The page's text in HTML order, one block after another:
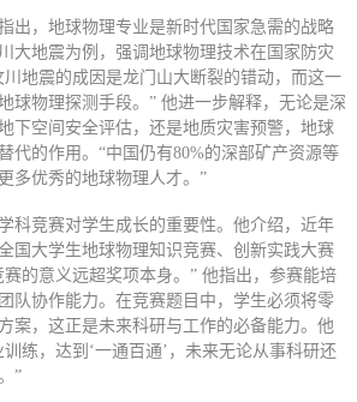
出，地球物理专业是新时代国家急需的战略
大地震为例，强调地球物理技术在国家防灾
川地震的成因是龙门山大断裂的错动，而这一
球物理探测手段。” 他进一步解释，无论是深
下空间安全评估，还是地质灾害预警，地球
代的作用。“中国仍有80%的深部矿产资源等
多优秀的地球物理人才。”
科竞赛对学生成长的重要性。他介绍，近年
国大学生地球物理知识竞赛、创新实践大赛
的意义远超奖项本身。” 他指出，参赛能培
队协作能力。在竞赛题目中，学生必须将零
案，这正是未来科研与工作的必备能力。他
练，达到‘一通百通’，未来无论从事科研还
”